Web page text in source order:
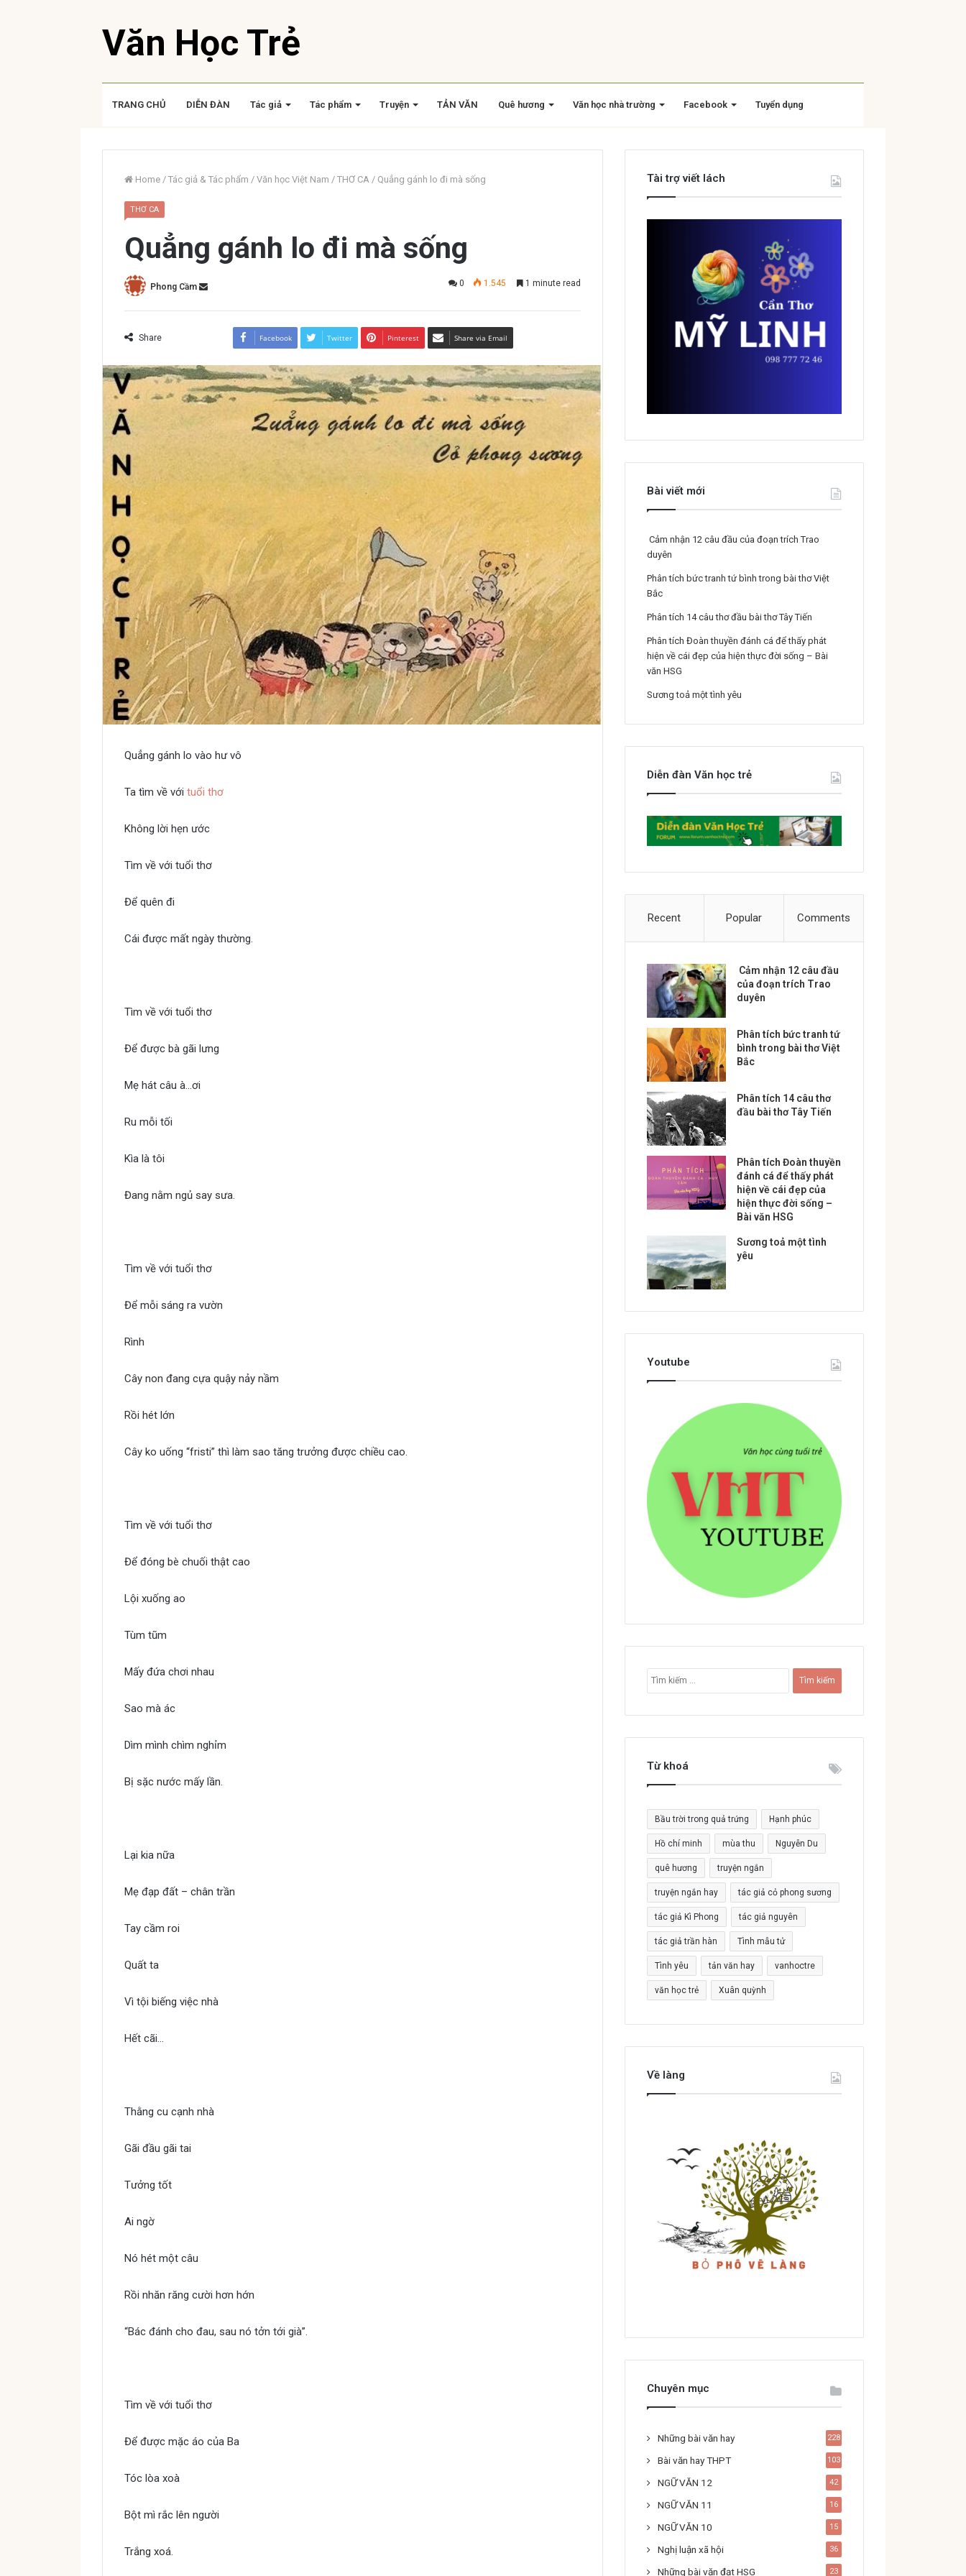
Văn Học Trẻ
TRANG CHỦ DIỄN ĐÀN Tác giả Tác phẩm Truyện TẢN VĂN Quê hương Văn học nhà trường Facebook Tuyển dụng
Home / Tác giả & Tác phẩm / Văn học Việt Nam / THƠ CA / Quẳng gánh lo đi mà sống
THƠ CA
Quẳng gánh lo đi mà sống
Phong Cầm 0 1.545 1 minute read
Share Facebook Twitter Pinterest Share via Email
Quẳng gánh lo vào hư vô
Ta tìm về với tuổi thơ
Không lời hẹn ước
Tìm về với tuổi thơ
Để quên đi
Cái được mất ngày thường.
Tìm về với tuổi thơ
Để được bà gãi lưng
Mẹ hát câu à…ơi
Ru mỗi tối
Kìa là tôi
Đang nằm ngủ say sưa.
Tìm về với tuổi thơ
Để mỗi sáng ra vườn
Rình
Cây non đang cựa quậy nảy nầm
Rồi hét lớn
Cây ko uống “fristi” thì làm sao tăng trưởng được chiều cao.
Tìm về với tuổi thơ
Để đóng bè chuối thật cao
Lội xuống ao
Tùm tũm
Mấy đứa chơi nhau
Sao mà ác
Dìm mình chìm nghỉm
Bị sặc nước mấy lần.
Lại kia nữa
Mẹ đạp đất – chân trần
Tay cầm roi
Quất ta
Vì tội biếng việc nhà
Hết cãi…
Thằng cu cạnh nhà
Gãi đầu gãi tai
Tưởng tốt
Ai ngờ
Nó hét một câu
Rồi nhăn răng cười hơn hớn
“Bác đánh cho đau, sau nó tởn tới già”.
Tìm về với tuổi thơ
Để được mặc áo của Ba
Tóc lòa xoà
Bột mì rắc lên người
Trắng xoá.
Tài trợ viết lách
Bài viết mới
Cảm nhận 12 câu đầu của đoạn trích Trao
duyên
Phân tích bức tranh tứ bình trong bài thơ Việt
Bắc
Phân tích 14 câu thơ đầu bài thơ Tây Tiến
Phân tích Đoàn thuyền đánh cá để thấy phát
hiện về cái đẹp của hiện thực đời sống – Bài
văn HSG
Sương toả một tình yêu
Diễn đàn Văn học trẻ
Recent Popular Comments
Cảm nhận 12 câu đầu
của đoạn trích Trao
duyên
Phân tích bức tranh tứ
bình trong bài thơ Việt
Bắc
Phân tích 14 câu thơ
đầu bài thơ Tây Tiến
Phân tích Đoàn thuyền
đánh cá để thấy phát
hiện về cái đẹp của
hiện thực đời sống –
Bài văn HSG
Sương toả một tình
yêu
Youtube
ì
i
c
o
:
Từ khoá
Bầu trời trong quả trứng Hạnh phúc
Hồ chí minh mùa thu Nguyễn Du
quê hương truyện ngắn
truyện ngắn hay tác giả cỏ phong sương
tác giả Kì Phong tác giả nguyên
tác giả trần hàn Tình mẫu tử
Tình yêu tản văn hay vanhoctre
văn học trẻ Xuân quỳnh
Về làng
Chuyên mục
Những bài văn hay 228
Bài văn hay THPT 103
NGỮ VĂN 12 42
NGỮ VĂN 11 16
NGỮ VĂN 10 15
Nghị luận xã hội 36
Những bài văn đạt HSG 23